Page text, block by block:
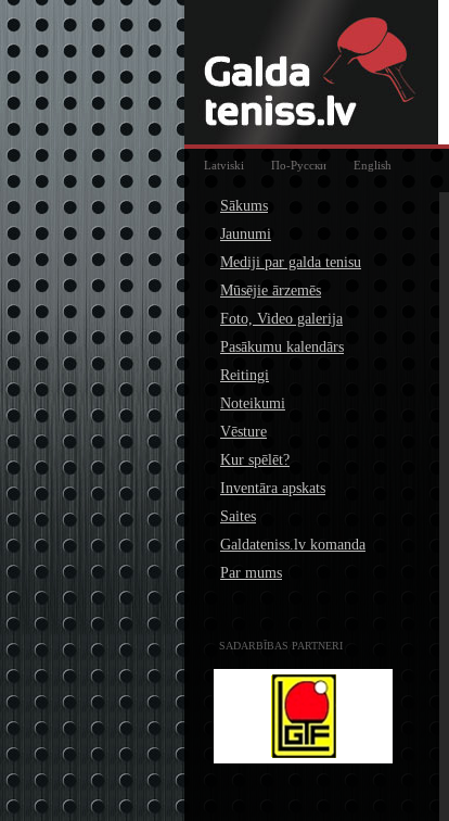
Latviski По-Русски English
Sākums
Jaunumi
Mediji par galda tenisu
Mūsējie ārzemēs
Foto, Video galerija
Pasākumu kalendārs
Reitingi
Noteikumi
Vēsture
Kur spēlēt?
Inventāra apskats
Saites
Galdateniss.lv komanda
Par mums
SADARBĪBAS PARTNERI